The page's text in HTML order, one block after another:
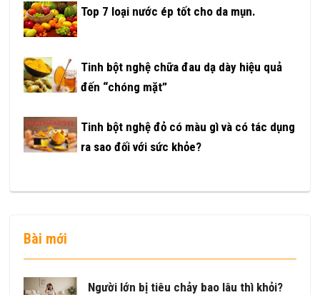
Top 7 loại nước ép tốt cho da mụn.
Tinh bột nghệ chữa đau dạ dày hiệu quả
đến “chóng mặt”
Tinh bột nghệ đỏ có màu gì và có tác dụng
ra sao đối với sức khỏe?
Bài mới
Người lớn bị tiêu chảy bao lâu thì khỏi?